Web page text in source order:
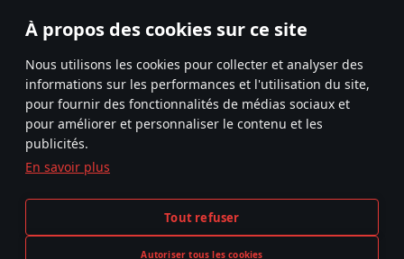
À propos des cookies sur ce site
Nous utilisons les cookies pour collecter et analyser des
informations sur les performances et l'utilisation du site,
pour fournir des fonctionnalités de médias sociaux et
pour améliorer et personnaliser le contenu et les
publicités.
En savoir plus
Tout refuser
Autoriser tous les cookies
Termes et conditions
Politique de confidentialité
Paramètres relatifs aux cookies